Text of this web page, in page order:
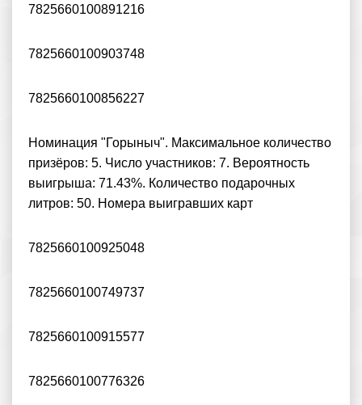
7825660100891216
7825660100903748
7825660100856227
Номинация "Горыныч". Максимальное количество
призёров: 5. Число участников: 7. Вероятность
выигрыша: 71.43%. Количество подарочных
литров: 50. Номера выигравших карт
7825660100925048
7825660100749737
7825660100915577
7825660100776326